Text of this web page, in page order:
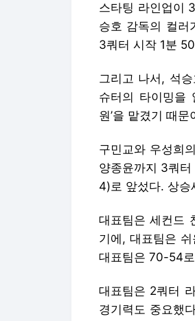
스타팅 라인업이
승호 감독의 컬러
3쿼터 시작 1분
그리고 나서, 석
슈터의 타이밍을
원’을 맡겼기 때문
구민교와 우성희
양종윤까지 3쿼
4)로 앞섰다. 상승
대표팀은 세컨드
기에, 대표팀은
대표팀은 70-54
대표팀은 2쿼터
경기력도 중요했